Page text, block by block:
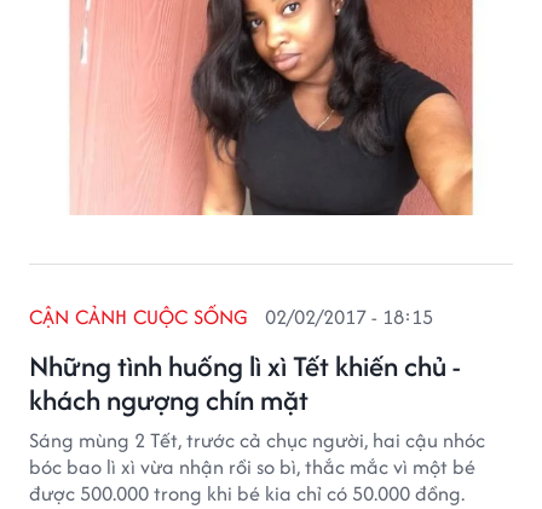
Những tình huống lì xì Tết khiến chủ -
khách ngượng chín mặt
CẬN CẢNH CUỘC SỐNG 02/02/2017 - 18:15
Sáng mùng 2 Tết, trước cả chục người, hai cậu nhóc
bóc bao lì xì vừa nhận rồi so bì, thắc mắc vì một bé
được 500.000 trong khi bé kia chỉ có 50.000 đồng.